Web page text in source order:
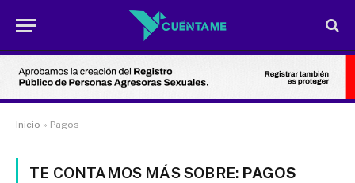
Inicio » Pagos
TE CONTAMOS MÁS SOBRE: PAGOS